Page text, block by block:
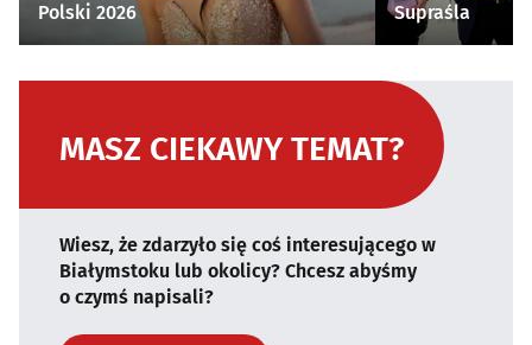
Polski 2026
Supraśla
MASZ CIEKAWY TEMAT?
Wiesz, że zdarzyło się coś interesującego w
Białymstoku lub okolicy? Chcesz abyśmy
o czymś napisali?